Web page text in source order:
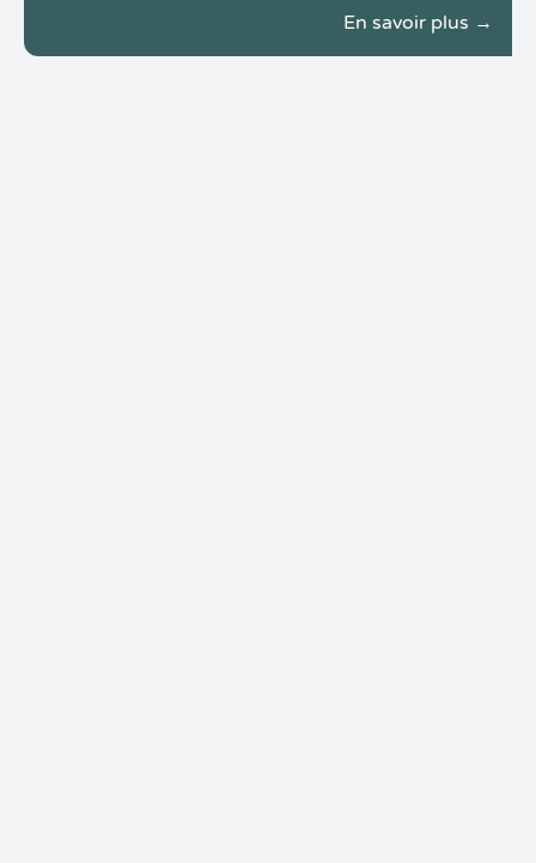
En savoir plus →